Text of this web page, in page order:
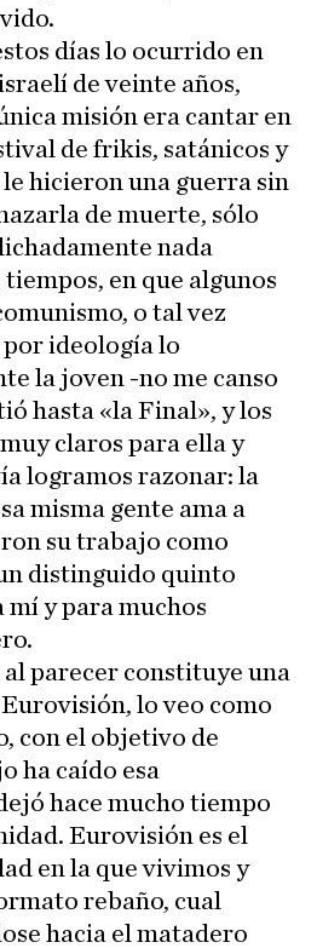
días lo ocurrido en
de veinte años,
misión era cantar en
de frikis, satánicos y
le hicieron una guerra sin
de muerte, sólo
nada
en que algunos
o tal vez
por ideología lo
la joven -no me canso
hasta «la Final», y los
claros para ella y
logramos razonar: la
misma gente ama a
su trabajo como
distinguido quinto
mí y para muchos
parecer constituye una
lo veo como
con el objetivo de
ha caído esa
hace mucho tiempo
Eurovisión es el
en la que vivimos y
rebaño, cual
hacia el matadero